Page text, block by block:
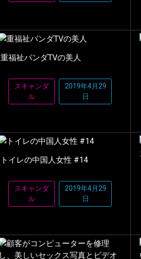
重福祉パンダTVの美人
スキャンダ
ル
2019年4月29
日
トイレの中国人女性 #14
スキャンダ
ル
2019年4月29
日